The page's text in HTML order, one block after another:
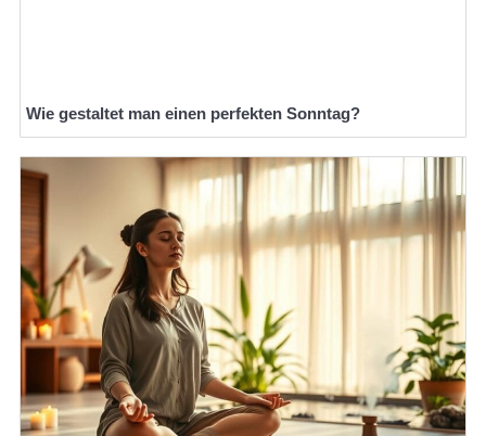
Wie gestaltet man einen perfekten Sonntag?